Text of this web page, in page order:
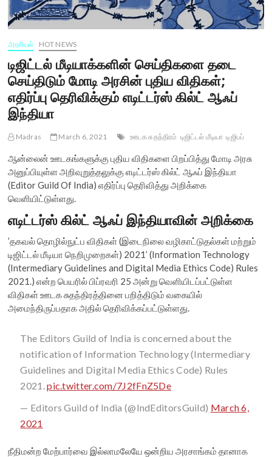
அரசியல் HOT NEWS
டிஜிட்டல் மீடியாக்களின் செய்திகளை தடை
செய்திடும் மோடி அரசின் புதிய விதிகள்;
எதிர்ப்பு தெரிவிக்கும் எடிட்டர்ஸ் கில்ட் ஆஃப்
இந்தியா
Madras March 6, 2021 ஊடக சுதந்திரம் டிஜிட்டல் மீடியா டிஜிபப்
ஆன்லைன் ஊடகங்களுக்கு புதிய விதிகளை பிறப்பித்து மோடி அரசு
அனுப்பியுள்ள அறிவுறுத்தலுக்கு எடிட்டர்ஸ் கில்ட் ஆஃப் இந்தியா
(Editor Guild Of India) எதிர்ப்பு தெரிவித்து அறிக்கை
வெளியிட்டுள்ளது.
எடிட்டர்ஸ் கில்ட் ஆஃப் இந்தியாவின் அறிக்கை
’தகவல் தொழில்நுட்ப விதிகள் (இடைநிலை வழிகாட்டுதல்கள் மற்றும்
டிஜிட்டல் மீடியா நெறிமுறைகள்) 2021’ (Information Technology
(Intermediary Guidelines and Digital Media Ethics Code) Rules
2021.) என்ற பெயரில் பிப்ரவரி 25 அன்று வெளியிடப்பட்டுள்ள
விதிகள் ஊடக சுதந்திரத்தினை பறித்திடும் வகையில்
அமைந்திருப்பதாக அதில் தெரிவிக்கப்பட்டுள்ளது.
The Editors Guild of India is concerned about the
notification of Information Technology (Intermediary
Guidelines and Digital Media Ethics Code) Rules
2021.pic.twitter.com/7J2fFnZ5De
— Editors Guild of India (@IndEditorsGuild) March 6,
2021
நீதிமன்ற மேற்பார்வை இல்லாமலேயே ஒன்றிய அரசாங்கம் தானாக